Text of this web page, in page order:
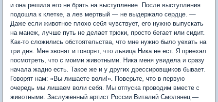
и она решила его не брать на выступление. После выступления
подошла к клетке, а лев мертвый — не выдержало сердце. —
Даже если животное плохо себя чувствует, его нужно выпускать
на манеж, лучше путь не делает трюки, просто бегает или сидит.
Как-то сложились обстоятельства, что мне нужно было уехать на
три дня. Мне звонят и говорят, что львица Ника не ест. Я приехал
посмотреть, что с моими животными. Ника меня увидела и сразу
начала жадно есть. Такое же и у других дрессировщиков бывает.
Говорят нам: «Вы лишаете воли!». Поверьте, что в первую
очередь мы лишаем воли себя. Мы отпуска проводим вместе с
животными. Заслуженный артист России Виталий Смолянец —